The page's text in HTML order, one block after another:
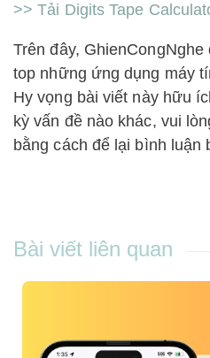
>> Tải Digits Tape
Trên đây,
top những ứng dụng máy
Hy vọng bài viết này hữu
kỳ vấn đề nào khác, vui
bằng cách để lại bình luận
Bài viết liên quan